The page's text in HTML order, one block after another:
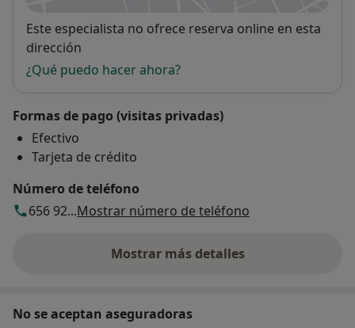
Disponibilidad
Este especialista no ofrece reserva online en esta
dirección
¿Qué puedo hacer ahora?
Formas de pago (visitas privadas)
Efectivo
Tarjeta de crédito
Número de teléfono
656 92...Mostrar número de teléfono
Mostrar más detalles
sobre la dirección
No se aceptan aseguradoras